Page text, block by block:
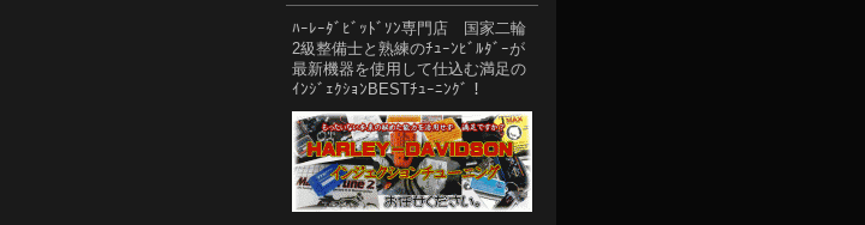
ﾊｰﾚｰﾀﾞﾋﾞｯﾄﾞｿﾝ専門店 国家二輪
2級整備士と熟練のﾁｭｰﾝﾋﾞﾙﾀﾞｰが
最新機器を使用して仕込む満足の
ｲﾝｼﾞｪｸｼｮﾝBESTﾁｭｰﾆﾝｸﾞ！